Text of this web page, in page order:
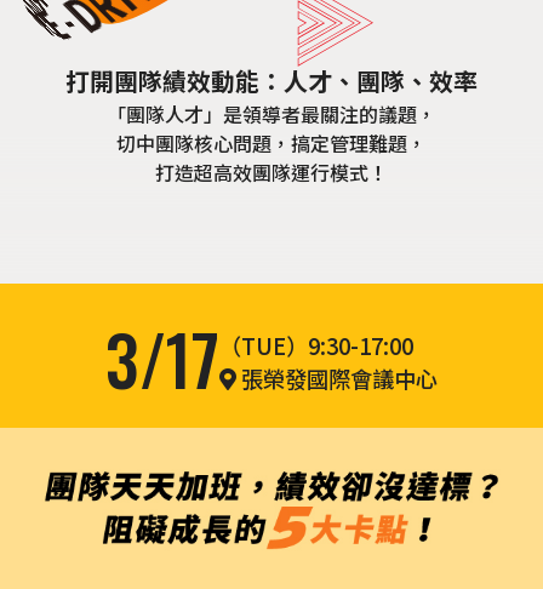
打開團隊績效動能：人才、團隊、效率
「團隊人才」是領導者最關注的議題，
切中團隊核心問題，搞定管理難題，
打造超高效團隊運行模式！
3/17 （TUE）9:30-17:00
張榮發國際會議中心